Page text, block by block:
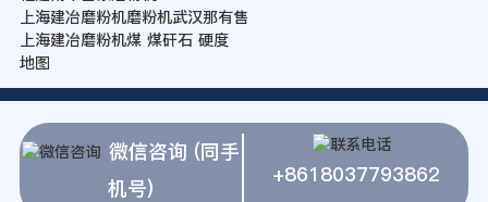
上海建冶磨粉机磨粉机武汉那有售
上海建冶磨粉机煤 煤矸石 硬度
地图
微信咨询 (同手
机号)
+8618037793862